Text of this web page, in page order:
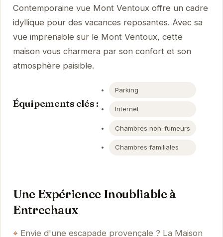
Contemporaine vue Mont Ventoux offre un cadre
idyllique pour des vacances reposantes. Avec sa
vue imprenable sur le Mont Ventoux, cette
maison vous charmera par son confort et son
atmosphère paisible.
Équipements clés :
Parking
Internet
Chambres non-fumeurs
Chambres familiales
Une Expérience Inoubliable à
Entrechaux
Envie d'une escapade provençale ? La Maison